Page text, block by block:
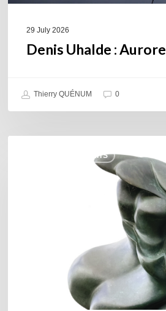
29 July 2026
Denis Uhalde : Aurore
Thierry QUÉNUM 0
COULEURS JAZZ HITS